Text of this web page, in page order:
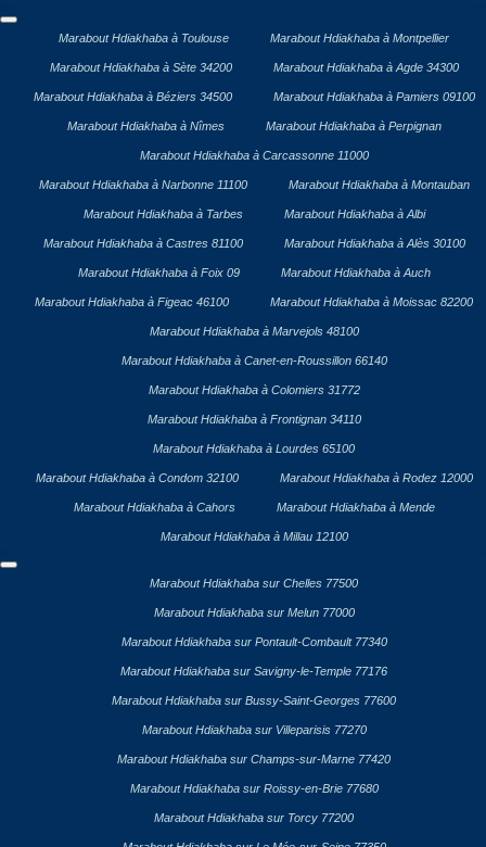
Marabout Hdiakhaba à Toulouse Marabout Hdiakhaba à Montpellier
Marabout Hdiakhaba à Sète 34200 Marabout Hdiakhaba à Agde 34300
Marabout Hdiakhaba à Béziers 34500 Marabout Hdiakhaba à Pamiers 09100
Marabout Hdiakhaba à Nîmes Marabout Hdiakhaba à Perpignan
Marabout Hdiakhaba à Carcassonne 11000
Marabout Hdiakhaba à Narbonne 11100 Marabout Hdiakhaba à Montauban
Marabout Hdiakhaba à Tarbes Marabout Hdiakhaba à Albi
Marabout Hdiakhaba à Castres 81100 Marabout Hdiakhaba à Alès 30100
Marabout Hdiakhaba à Foix 09 Marabout Hdiakhaba à Auch
Marabout Hdiakhaba à Figeac 46100 Marabout Hdiakhaba à Moissac 82200
Marabout Hdiakhaba à Marvejols 48100
Marabout Hdiakhaba à Canet-en-Roussillon 66140
Marabout Hdiakhaba à Colomiers 31772
Marabout Hdiakhaba à Frontignan 34110
Marabout Hdiakhaba à Lourdes 65100
Marabout Hdiakhaba à Condom 32100 Marabout Hdiakhaba à Rodez 12000
Marabout Hdiakhaba à Cahors Marabout Hdiakhaba à Mende
Marabout Hdiakhaba à Millau 12100
Marabout Hdiakhaba sur Chelles 77500
Marabout Hdiakhaba sur Melun 77000
Marabout Hdiakhaba sur Pontault-Combault 77340
Marabout Hdiakhaba sur Savigny-le-Temple 77176
Marabout Hdiakhaba sur Bussy-Saint-Georges 77600
Marabout Hdiakhaba sur Villeparisis 77270
Marabout Hdiakhaba sur Champs-sur-Marne 77420
Marabout Hdiakhaba sur Roissy-en-Brie 77680
Marabout Hdiakhaba sur Torcy 77200